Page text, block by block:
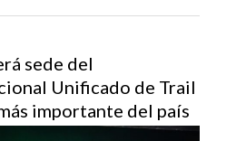
sede del
Unificado de Trail
importante del país